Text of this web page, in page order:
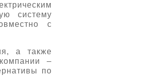
систему
с
а также
–
по